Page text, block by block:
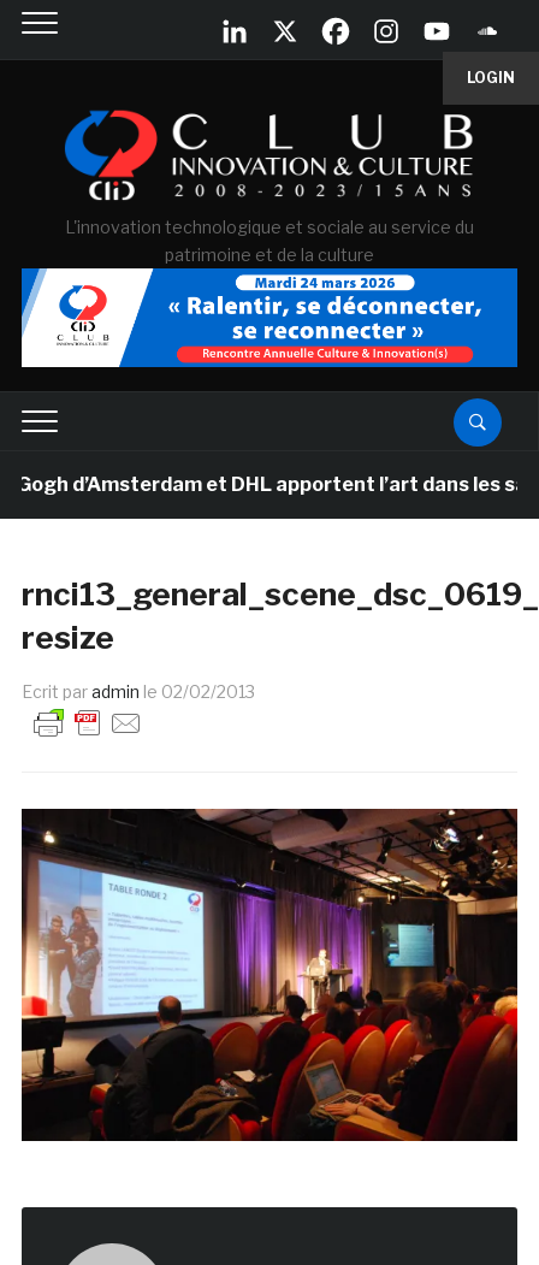
LOGIN
L'innovation technologique et sociale au service du
patrimoine et de la culture
d’Amsterdam et DHL apportent l’art dans les salles
resize
Ecrit paradmin le 02/02/2013